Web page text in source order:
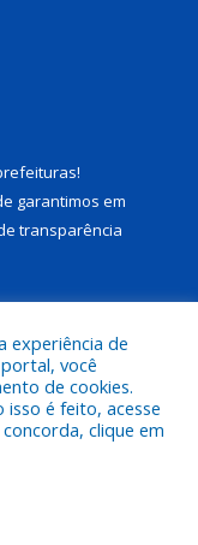
!
garantimos em
transparência
de Trairão.
experiência de
você
de cookies.
é feito, acesse
concorda, clique em